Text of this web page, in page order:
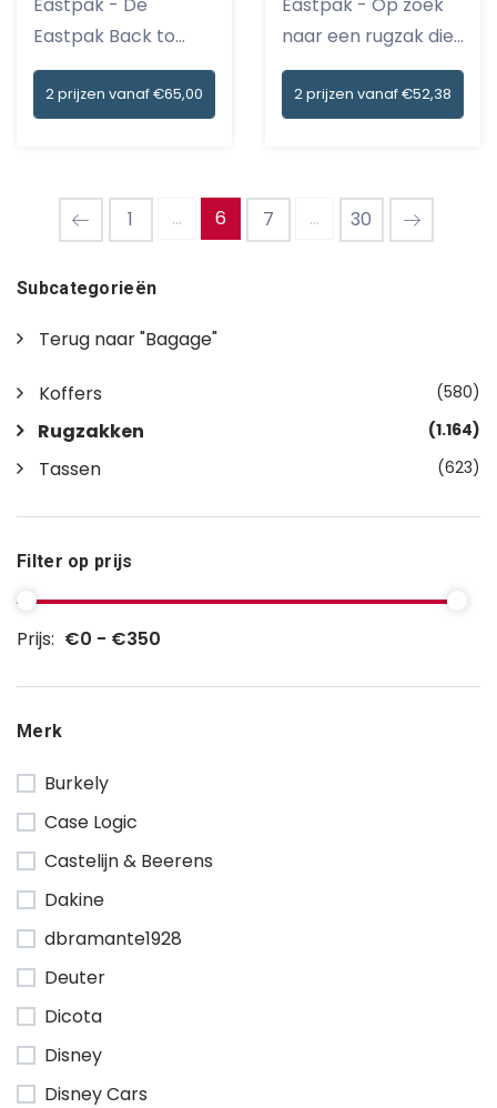
Eastpak Back to
Work 15'' Craf...
2 prijzen vanaf €65,00
naar een rugzak die
zowel...
2 prijzen vanaf €52,38
1 ... 6 7 ... 30
Subcategorieën
Terug naar "Bagage"
Koffers (580)
Rugzakken (1.164)
Tassen (623)
Filter op prijs
Prijs: €0 - €350
Merk
Burkely
Case Logic
Castelijn & Beerens
Dakine
dbramante1928
Deuter
Dicota
Disney
Disney Cars